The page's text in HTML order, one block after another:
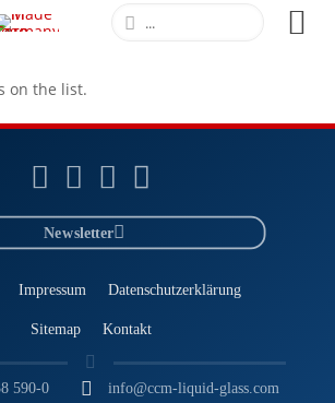
on the list.
Impressum Datenschutzerklärung
Sitemap Kontakt
590-0 info@ccm-liquid-glass.com
Newsletter